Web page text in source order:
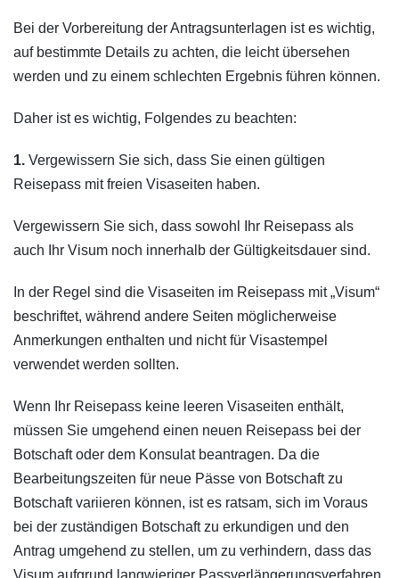
Bei der Vorbereitung der Antragsunterlagen ist es wichtig,
auf bestimmte Details zu achten, die leicht übersehen
werden und zu einem schlechten Ergebnis führen können.
Daher ist es wichtig, Folgendes zu beachten:
1. Vergewissern Sie sich, dass Sie einen gültigen
Reisepass mit freien Visaseiten haben.
Vergewissern Sie sich, dass sowohl Ihr Reisepass als
auch Ihr Visum noch innerhalb der Gültigkeitsdauer sind.
In der Regel sind die Visaseiten im Reisepass mit „Visum“
beschriftet, während andere Seiten möglicherweise
Anmerkungen enthalten und nicht für Visastempel
verwendet werden sollten.
Wenn Ihr Reisepass keine leeren Visaseiten enthält,
müssen Sie umgehend einen neuen Reisepass bei der
Botschaft oder dem Konsulat beantragen. Da die
Bearbeitungszeiten für neue Pässe von Botschaft zu
Botschaft variieren können, ist es ratsam, sich im Voraus
bei der zuständigen Botschaft zu erkundigen und den
Antrag umgehend zu stellen, um zu verhindern, dass das